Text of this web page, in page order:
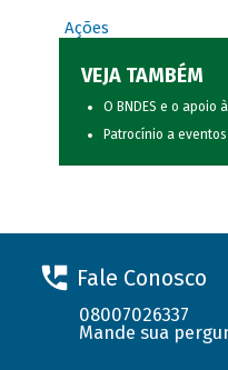
Ações
VEJA TAMBÉM
O BNDES e o apoio
Patrocínio a
Fale Conosco
08007026337
Mande sua